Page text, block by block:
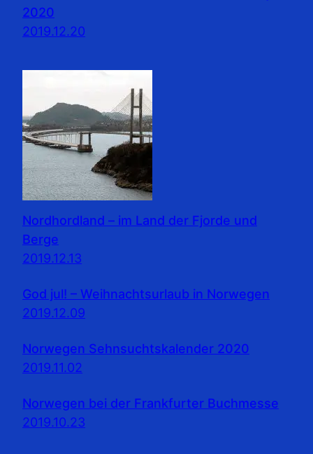
2020
2019.12.20
Nordhordland – im Land der Fjorde und
Berge
2019.12.13
God jul! – Weihnachtsurlaub in Norwegen
2019.12.09
Norwegen Sehnsuchtskalender 2020
2019.11.02
Norwegen bei der Frankfurter Buchmesse
2019.10.23